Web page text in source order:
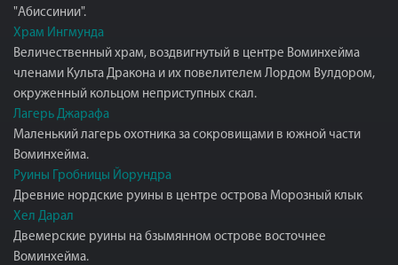
"Абиссинии".
Храм Ингмунда
Величественный храм, воздвигнутый в центре Воминхейма
членами Культа Дракона и их повелителем Лордом Вулдором,
окруженный кольцом неприступных скал.
Лагерь Джарафа
Маленький лагерь охотника за сокровищами в южной части
Воминхейма.
Руины Гробницы Йорундра
Древние нордские руины в центре острова Морозный клык
Хел Дарал
Двемерские руины на бзымянном острове восточнее
Воминхейма.